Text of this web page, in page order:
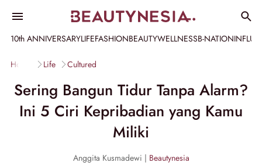
10th ANNIVERSARYLIFEFASHIONBEAUTYWELLNESSB-NATION
Home Life Cultured
Sering Bangun Tidur Tanpa Alarm?
Ini 5 Ciri Kepribadian yang Kamu
Miliki
Anggita Kusmadewi | Beautynesia